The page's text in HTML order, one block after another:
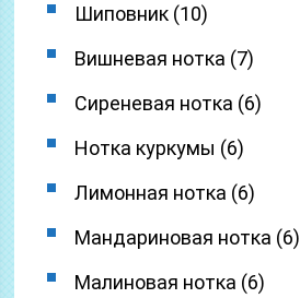
Шиповник (10)
Вишневая нотка (7)
Сиреневая нотка (6)
Нотка куркумы (6)
Лимонная нотка (6)
Мандариновая нотка (6)
Малиновая нотка (6)